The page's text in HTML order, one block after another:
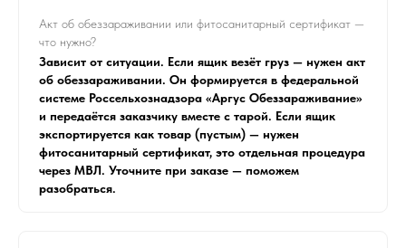
Акт об обеззараживании или фитосанитарный сертификат —
что нужно?
Зависит от ситуации. Если ящик везёт груз — нужен акт
об обеззараживании. Он формируется в федеральной
системе Россельхознадзора «Аргус Обеззараживание»
и передаётся заказчику вместе с тарой. Если ящик
экспортируется как товар (пустым) — нужен
фитосанитарный сертификат, это отдельная процедура
через МВЛ. Уточните при заказе — поможем
разобраться.